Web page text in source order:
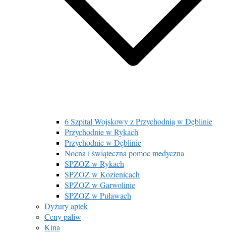
6 Szpital Wojskowy z Przychodnią w Dęblinie
Przychodnie w Rykach
Przychodnie w Dęblinie
Nocna i świąteczna pomoc medyczna
SPZOZ w Rykach
SPZOZ w Kozienicach
SPZOZ w Garwolinie
SPZOZ w Puławach
Dyżury aptek
Ceny paliw
Kina